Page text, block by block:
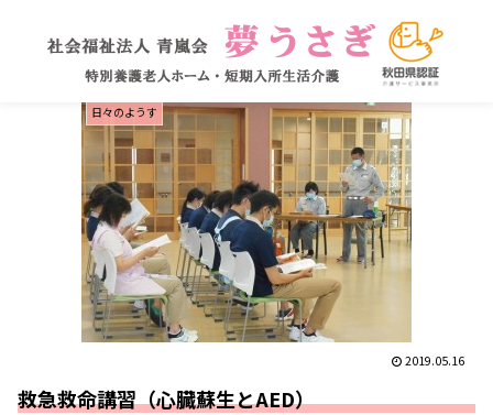
日々のようす
2019.05.16
救急救命講習（心臓蘇生とAED）